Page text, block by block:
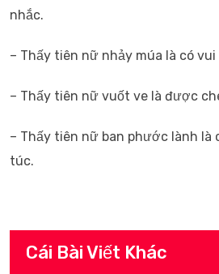
nhắc.
– Thấy tiên nữ nhảy múa là có
– Thấy tiên nữ vuốt ve là được
– Thấy tiên nữ ban phước lành là
túc.
Cái Bài Viết Khác